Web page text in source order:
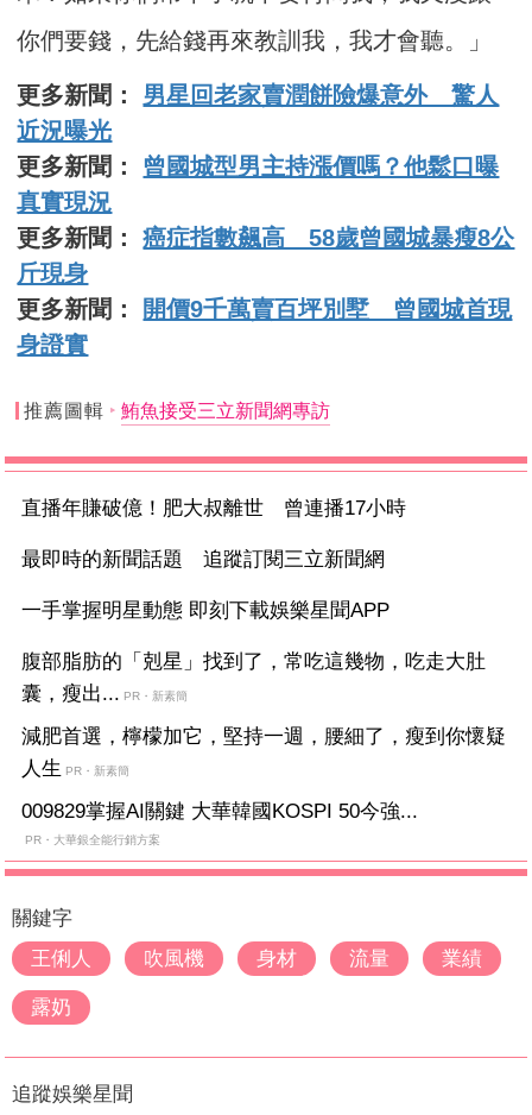
你們要錢，先給錢再來教訓我，我才會聽。」
更多新聞： 男星回老家賣潤餅險爆意外 驚人
近況曝光
更多新聞： 曾國城型男主持漲價嗎？他鬆口曝
真實現況
更多新聞：癌症指數飆高 58歲曾國城暴瘦8公
斤現身
更多新聞：
開價9千萬賣百坪別墅 曾國城首現
身證實
推薦圖輯 鮪魚接受三立新聞網專訪
直播年賺破億！肥大叔離世 曾連播17小時
最即時的新聞話題 追蹤訂閱三立新聞網
一手掌握明星動態 即刻下載娛樂星聞APP
腹部脂肪的「剋星」找到了，常吃這幾物，吃走大肚
囊，瘦出... PR・新素簡
減肥首選，檸檬加它，堅持一週，腰細了，瘦到你懷疑
人生 PR・新素簡
009829掌握AI關鍵 大華韓國KOSPI 50今強...
PR・大華銀全能行銷方案
關鍵字
王俐人
吹風機 身材 流量 業績
露奶
追蹤娛樂星聞